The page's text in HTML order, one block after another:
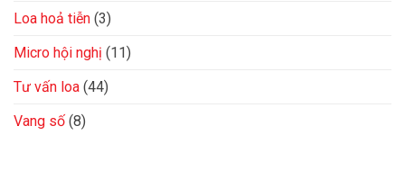
Loa hoả tiễn (3)
Micro hội nghị (11)
Tư vấn loa (44)
Vang số (8)